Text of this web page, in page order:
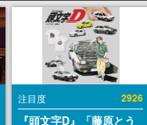
注目度 2926
『頭文字D』「藤原とう